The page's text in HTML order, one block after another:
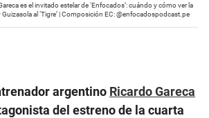
es el invitado estelar de ‘Enfocados’: cuándo y cómo ver la
al ‘Tigre’ | Composición EC: @enfocadospodcast.pe
argentino Ricardo Gareca
del estreno de la cuarta